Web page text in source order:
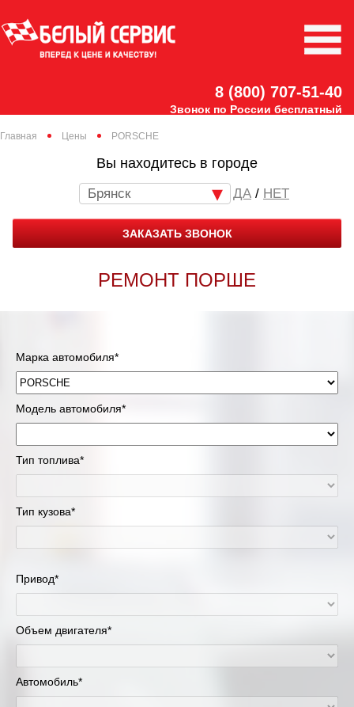
8 (800) 707-51-40
Звонок по России бесплатный
Главная Цены PORSCHE
Вы находитесь в городе
Брянск / НЕТ
ЗАКАЗАТЬ ЗВОНОК
РЕМОНТ ПОРШЕ
Марка автомобиля*
Модель автомобиля*
Тип топлива*
Тип кузова*
Привод*
Объем двигателя*
Автомобиль*